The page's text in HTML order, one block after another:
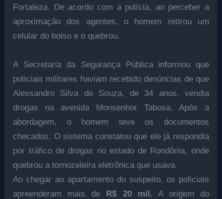
Fortaleza. De acordo com a polícia, ao perceber a
aproximação dos agentes, o homem retirou um
celular do bolso e o quebrou.
A Secretaria da Segurança Pública informou que
policiais militares haviam recebido denúncias de que
Alessandro Silva de Souza, de 34 anos, vendia
drogas na avenida Monsenhor Tabosa. Após a
abordagem, o homem teve os documentos
checados. O sistema constatou que ele já respondia
por tráfico de drogas no estado de Rondônia, onde
quebrou a tornozeleira eletrônica que usava.
Ao chegar ao apartamento do suspeito, os policiais
apreenderam mais de R$ 20 mil. A origem do